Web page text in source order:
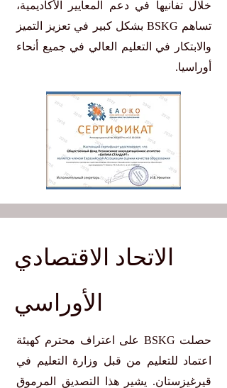
خلال تفانيها في دعم المعايير الأكاديمية،
تساهم BSKG بشكل كبير في تعزيز التميز
والابتكار في التعليم العالي في جميع أنحاء
أوراسيا.
الاتحاد الاقتصادي
الأوراسي
حصلت BSKG على اعتراف محترم كهيئة
اعتماد للتعليم من قبل وزارة التعليم في
قيرغيزستان. يشير هذا التصديق المرموق